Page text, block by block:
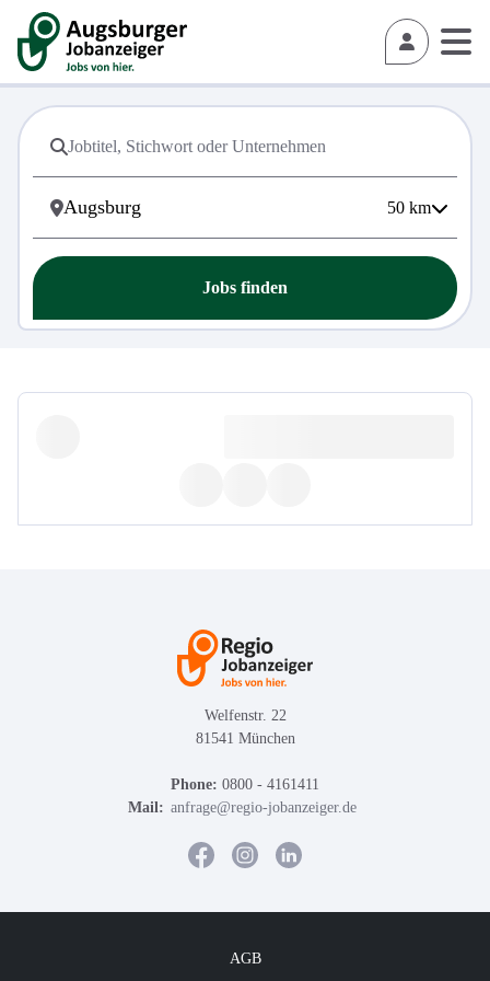
50 km
Jobs finden
Welfenstr. 22
81541 München
Phone: 0800 - 4161411
Mail: anfrage@regio-jobanzeiger.de
AGB